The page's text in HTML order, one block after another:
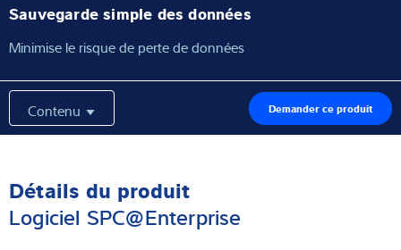
Sauvegarde simple des données
Minimise le risque de perte de données
Contenu Demander ce produit
Détails du produit
Logiciel SPC@Enterprise